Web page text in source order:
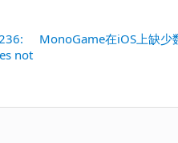
not
Next
MonoGame在iOS上缺